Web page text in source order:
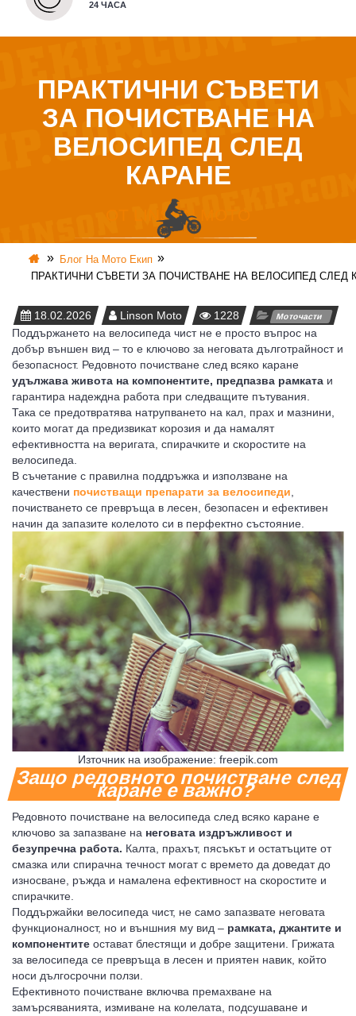
УПОТРЕБАМОТОКРОС/ЕНДУРО ЕКИПИРОВКА
ГЕНЕРАЦИИ
ОКАЧВАНЕ
РОГАТКИ
ЗА МОТОР
МАРКУЧИ
ЗА КОЛЕЛО
MTB/ВЕЛО
24 ЧАСА
ПРАКТИЧНИ СЪВЕТИ
ЗА ПОЧИСТВАНЕ НА
ВЕЛОСИПЕД СЛЕД
КАРАНЕ
OT LINSON MOTO
Блог На Мото Екип
ПРАКТИЧНИ СЪВЕТИ ЗА ПОЧИСТВАНЕ НА ВЕЛОСИПЕД СЛЕД
18.02.2026 Linson Moto 1228 Моточасти
Поддържането на велосипеда чист не е просто въпрос на
добър външен вид – то е ключово за неговата дълготрайност и
безопасност. Редовното почистване след всяко каране
удължава живота на компонентите, предпазва рамката и
гарантира надеждна работа при следващите пътувания.
Така се предотвратява натрупването на кал, прах и мазнини,
които могат да предизвикат корозия и да намалят
ефективността на веригата, спирачките и скоростите на
велосипеда.
В съчетание с правилна поддръжка и използване на
качествени почистващи препарати за велосипеди
почистването се превръща в лесен, безопасен и ефективен
начин да запазите колелото си в перфектно състояние.
Източник на изображение: freepik.com
Защо редовното почистване след
каране е важно?
Редовното почистване на велосипеда след всяко каране е
ключово за запазване на неговата издръжливост и
безупречна работа. Калта, прахът, пясъкът и остатъците от
смазка или спирачна течност могат с времето да доведат до
износване, ръжда и намалена ефективност на скоростите и
спирачките.
Поддържайки велосипеда чист, не само запазвате неговата
функционалност, но и външния му вид – рамката, джантите и
компонентите остават блестящи и добре защитени. Грижата
за велосипеда се превръща в лесен и приятен навик, който
носи дългосрочни ползи.
Ефективното почистване включва премахване на
замърсяванията, измиване на колелата, подсушаване и